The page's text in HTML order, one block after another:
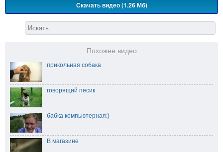
Скачать видео (1.26 Мб)
Похожее видео
прикольная собака
говорящий песик
бабка компьютерная:)
В магазине